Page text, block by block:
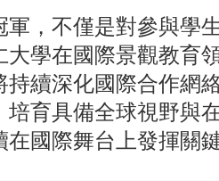
軍，不僅是對參與學
大學在國際景觀教育
持續深化國際合作網
培育具備全球視野與
在國際舞台上發揮關